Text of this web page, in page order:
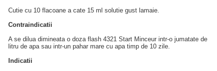
Cutie cu 10 flacoane a cate 15 ml solutie gust lamaie.
Contraindicatii
A se dilua dimineata o doza flash 4321 Start Minceur intr-o jumatate de
litru de apa sau intr-un pahar mare cu apa timp de 10 zile.
Indicatii